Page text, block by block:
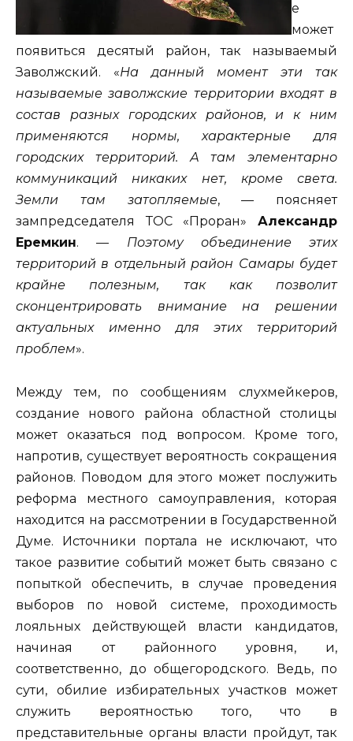
е
может
появиться десятый район, так называемый
Заволжский. «На данный момент эти так
называемые заволжские территории входят в
состав разных городских районов, и к ним
применяются нормы, характерные для
городских территорий. А там элементарно
коммуникаций никаких нет, кроме света.
Земли там затопляемые, — поясняет
зампредседателя ТОС «Проран» Александр
Еремкин. — Поэтому объединение этих
территорий в отдельный район Самары будет
крайне полезным, так как позволит
сконцентрировать внимание на решении
актуальных именно для этих территорий
проблем».
Между тем, по сообщениям слухмейкеров,
создание нового района областной столицы
может оказаться под вопросом. Кроме того,
напротив, существует вероятность сокращения
районов. Поводом для этого может послужить
реформа местного самоуправления, которая
находится на рассмотрении в Государственной
Думе. Источники портала не исключают, что
такое развитие событий может быть связано с
попыткой обеспечить, в случае проведения
выборов по новой системе, проходимость
лояльных действующей власти кандидатов,
начиная от районного уровня, и,
соответственно, до общегородского. Ведь, по
сути, обилие избирательных участков может
служить вероятностью того, что в
представительные органы власти пройдут, так